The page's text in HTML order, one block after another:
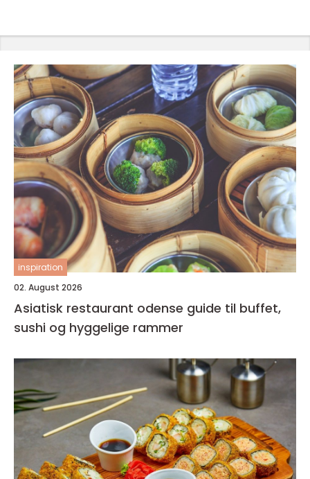
inspiration
02. August 2026
Asiatisk restaurant odense guide til buffet,
sushi og hyggelige rammer